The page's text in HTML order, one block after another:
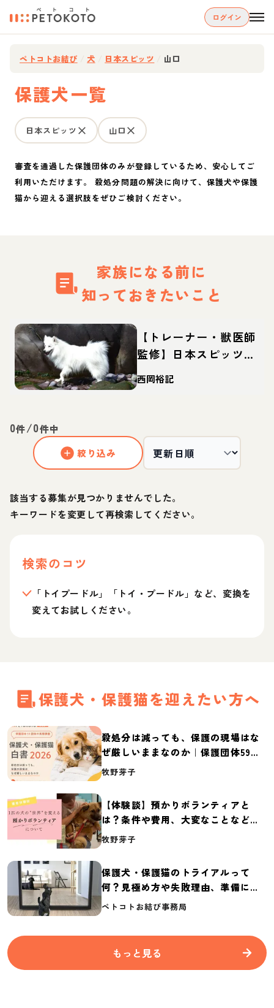
ログイン
ペトコトお結び 犬 日本スピッツ 山口
保護犬一覧
日本スピッツ 山口
審査を通過した保護団体のみが登録しているため、安心してご
利用いただけます。 殺処分問題の解決に向けて、保護犬や保護
猫から迎える選択肢をぜひご検討ください。
家族になる前に
知っておきたいこと
【トレーナー・獣医師
監修】日本スピッツっ
てどんな犬？性格・特
徴・育て方・迎え方
西岡裕記
0件/0件中
絞り込み
該当する募集が見つかりませんでした。
キーワードを変更して再検索してください。
検索のコツ
「トイプードル」「トイ・プードル」など、変換を
変えてお試しください。
保護犬・保護猫を迎えたい方へ
殺処分は減っても、保護の現場はな
ぜ厳しいままなのか｜保護団体59団
体の実態調査【保護犬・保護猫白書
牧野芽子
【体験談】預かりボランティアと
は？条件や費用、大変なことなど紹
介
牧野芽子
保護犬・保護猫のトライアルって
何？見極め方や失敗理由、準備に必
要なものを紹介
ペトコトお結び事務局
もっと見る